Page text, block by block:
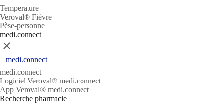
Temperature
Veroval® Fièvre
Pèse-personne
medi.connect
Fermer
medi.connect
medi.connect
Logiciel Veroval® medi.connect
App Veroval® medi.connect
Recherche pharmacie